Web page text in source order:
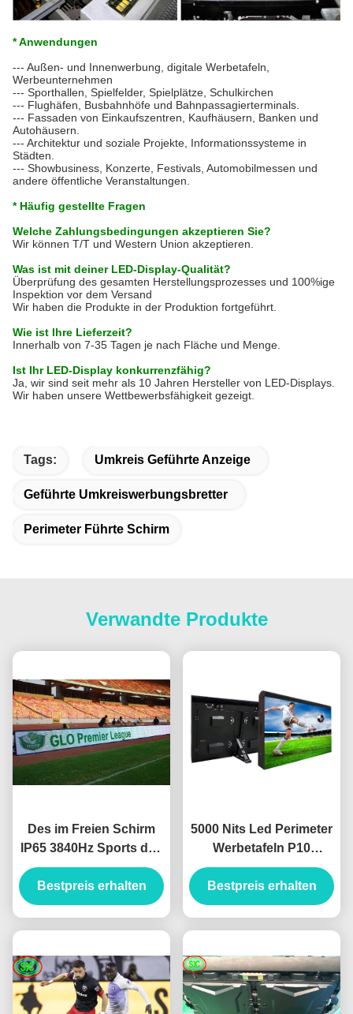
* Anwendungen
--- Außen- und Innenwerbung, digitale Werbetafeln,
Werbeunternehmen
--- Sporthallen, Spielfelder, Spielplätze, Schulkirchen
--- Flughäfen, Busbahnhöfe und Bahnpassagierterminals.
--- Fassaden von Einkaufszentren, Kaufhäusern, Banken und
Autohäusern.
--- Architektur und soziale Projekte, Informationssysteme in
Städten.
--- Showbusiness, Konzerte, Festivals, Automobilmessen und
andere öffentliche Veranstaltungen.
* Häufig gestellte Fragen
Welche Zahlungsbedingungen akzeptieren Sie?
Wir können T/T und Western Union akzeptieren.
Was ist mit deiner LED-Display-Qualität?
Überprüfung des gesamten Herstellungsprozesses und 100%ige
Inspektion vor dem Versand
Wir haben die Produkte in der Produktion fortgeführt.
Wie ist Ihre Lieferzeit?
Innerhalb von 7-35 Tagen je nach Fläche und Menge.
Ist Ihr LED-Display konkurrenzfähig?
Ja, wir sind seit mehr als 10 Jahren Hersteller von LED-Displays.
Wir haben unsere Wettbewerbsfähigkeit gezeigt.
Tags: Umkreis Geführte Anzeige
Geführte Umkreiswerbungsbretter
Perimeter Führte Schirm
Verwandte Produkte
Des im Freien Schirm
IP65 3840Hz Sports des
Brettes P10 des
Stadions-LED erneuern
nationstar Dioden
Bestpreis erhalten
5000 Nits Led Perimeter
Werbetafeln P10
Einfache Installation Für
Fußballstadion
Bestpreis erhalten